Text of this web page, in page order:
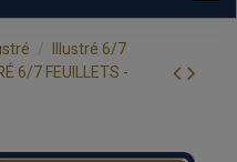
Illustré 6/7
6/7 FEUILLETS -